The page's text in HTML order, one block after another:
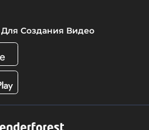
Создания Видео